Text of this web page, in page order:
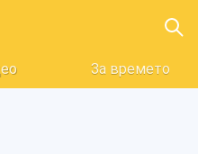
За времето